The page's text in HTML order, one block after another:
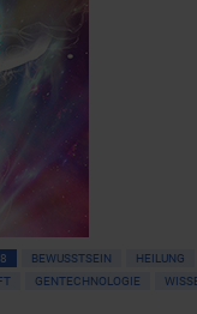
BEWUSSTSEIN HEILUNG
GENTECHNOLOGIE